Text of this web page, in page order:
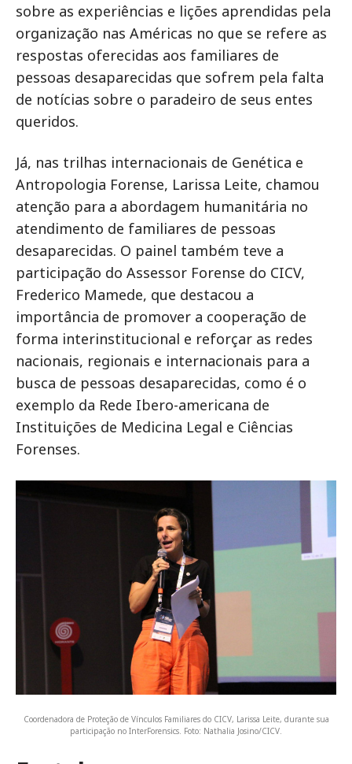
sobre as experiências e lições aprendidas pela
organização nas Américas no que se refere as
respostas oferecidas aos familiares de
pessoas desaparecidas que sofrem pela falta
de notícias sobre o paradeiro de seus entes
queridos.
Já, nas trilhas internacionais de Genética e
Antropologia Forense, Larissa Leite, chamou
atenção para a abordagem humanitária no
atendimento de familiares de pessoas
desaparecidas. O painel também teve a
participação do Assessor Forense do CICV,
Frederico Mamede, que destacou a
importância de promover a cooperação de
forma interinstitucional e reforçar as redes
nacionais, regionais e internacionais para a
busca de pessoas desaparecidas, como é o
exemplo da Rede Ibero-americana de
Instituições de Medicina Legal e Ciências
Forenses.
Coordenadora de Proteção de Vínculos Familiares do CICV, Larissa Leite, durante sua
participação no InterForensics. Foto: Nathalia Josino/CICV.